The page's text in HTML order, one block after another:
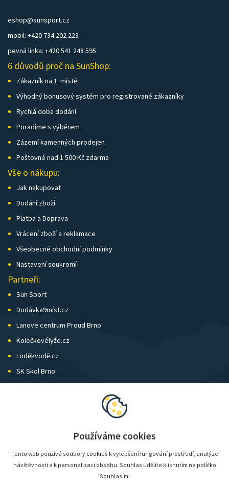
eshop@sunsport.cz
mobil: +420 734 202 223
pevná linka: +420 541 248 595
6 důvodů proč na SunShop:
Zákazník na 1. místě
Výhodný bonusový systém pro registrované zákazníky
Rychlá doba dodání
Poradíme s výběrem
Zázemí kamenných prodejen
Poštovné nad 1 500 Kč zdarma
Vše o nákupu:
Jak nakupovat
Dodání zboží
Platba a Doprava
Vrácení zboží a reklamace
Všeobecné obchodní podmínky
Nastavení soukromí
Partneři:
Sun Sport
Dodávka9míst.cz
Lanove centrum Proud Brno
Kolečkovélyže.cz
Loděkvodě.cz
SK Skol Brno
Biatlon Brno
Používáme cookies
Tento web používá soubory cookies k vylepšení fungování prostředí, analýze
návštěvnosti a k personalizaci obsahu. Souhlas udělíte kliknutím na políčko
'Souhlasím'.